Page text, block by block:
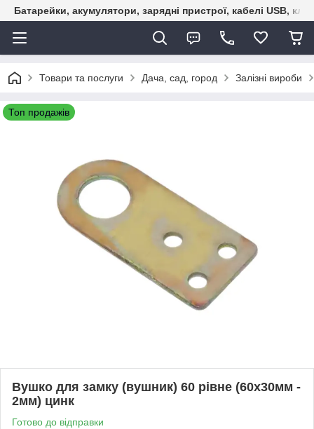
Батарейки, акумулятори, зарядні пристрої, кабелі USB,
Товари та послуги Дача, сад, город Залізні вироби
Топ продажів
Вушко для замку (вушник) 60 рівне (60х30мм -
2мм) цинк
Готово до відправки